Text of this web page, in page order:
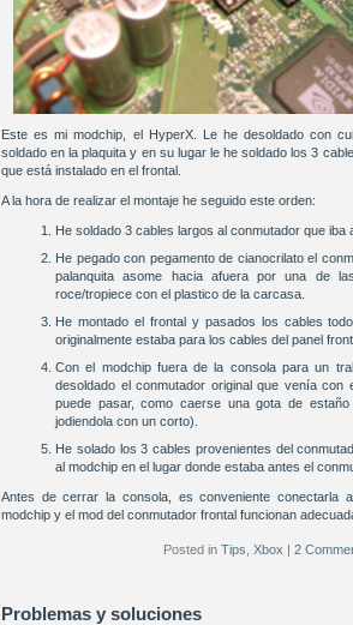
Este es mi modchip, el HyperX. Le he desoldado con
soldado en la plaquita y en su lugar le he soldado los 3
que está instalado en el frontal.
A la hora de realizar el montaje he seguido este orden:
He soldado 3 cables largos al conmutador que iba
He pegado con pegamento de cianocrilato el
palanquita asome hacia afuera por una de
roce/tropiece con el plastico de la carcasa.
He montado el frontal y pasados los cables
originalmente estaba para los cables del panel
Con el modchip fuera de la consola para un
desoldado el conmutador original que venía
puede pasar, como caerse una gota de
jodiendola con un corto).
He solado los 3 cables provenientes del
al modchip en el lugar donde estaba antes el
Antes de cerrar la consola, es conveniente conectarla
modchip y el mod del conmutador frontal funcionan
Posted in Tips Xbox | 2
Problemas y soluciones